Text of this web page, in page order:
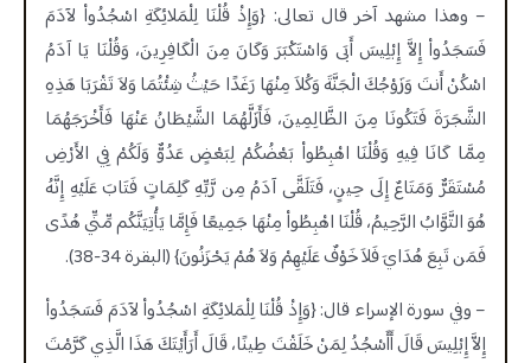
– وهذا مشهد آخر قال تعالى: {وَإِذْ قُلْنَا لِلْمَلائِكَةِ اسْجُدُواْ لآدَمَ
فَسَجَدُواْ إِلاَّ إِبْلِيسَ أَبَى وَاسْتَكْبَرَ وَكَانَ مِنَ الْكَافِرِينَ، وَقُلْنَا يَا آدَمُ
اسْكُنْ أَنتَ وَزَوْجُكَ الْجَنَّةَ وَكُلاَ مِنْهَا رَغَدًا حَيْثُ شِئْتُمَا وَلاَ تَقْرَبَا هَذِهِ
الشَّجَرَةَ فَتَكُونَا مِنَ الظَّالِمِينَ، فَأَزَلَّهُمَا الشَّيْطَانُ عَنْهَا فَأَخْرَجَهُمَا
مِمَّا كَانَا فِيهِ وَقُلْنَا اهْبِطُواْ بَعْضُكُمْ لِبَعْضٍ عَدُوٌّ وَلَكُمْ فِي الأَرْضِ
مُسْتَقَرٌّ وَمَتَاعٌ إِلَى حِينٍ، فَتَلَقَّى آدَمُ مِن رَّبِّهِ كَلِمَاتٍ فَتَابَ عَلَيْهِ إِنَّهُ
هُوَ التَّوَّابُ الرَّحِيمُ، قُلْنَا اهْبِطُواْ مِنْهَا جَمِيعًا فَإِمَّا يَأْتِيَنَّكُم مِّنِّي هُدًى
فَمَن تَبِعَ هُدَايَ فَلاَ خَوْفٌ عَلَيْهِمْ وَلاَ هُمْ يَحْزَنُونَ} (البقرة 34-38).
– وفي سورة الإسراء قال: {وَإِذْ قُلْنَا لِلْمَلائِكَةِ اسْجُدُواْ لآدَمَ فَسَجَدُواْ
إِلاَّ إِبْلِيسَ قَالَ أَأَسْجُدُ لِمَنْ خَلَقْتَ طِينًا، قَالَ أَرَأَيْتَكَ هَذَا الَّذِي كَرَّمْتَ